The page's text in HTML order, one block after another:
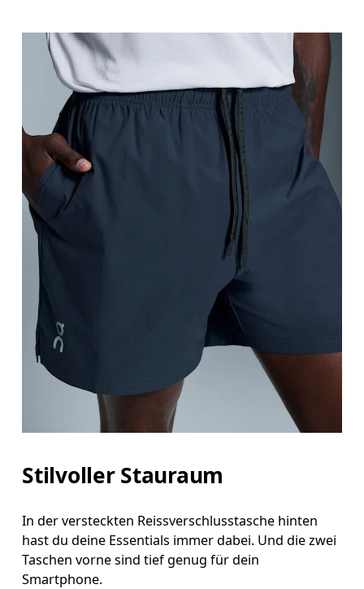
Stilvoller Stauraum
In der versteckten Reissverschlusstasche hinten
hast du deine Essentials immer dabei. Und die zwei
Taschen vorne sind tief genug für dein
Smartphone.